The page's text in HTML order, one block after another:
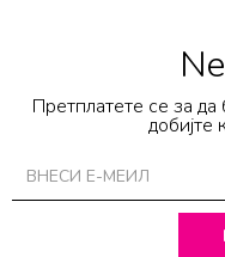
Претплатете се за
добијте